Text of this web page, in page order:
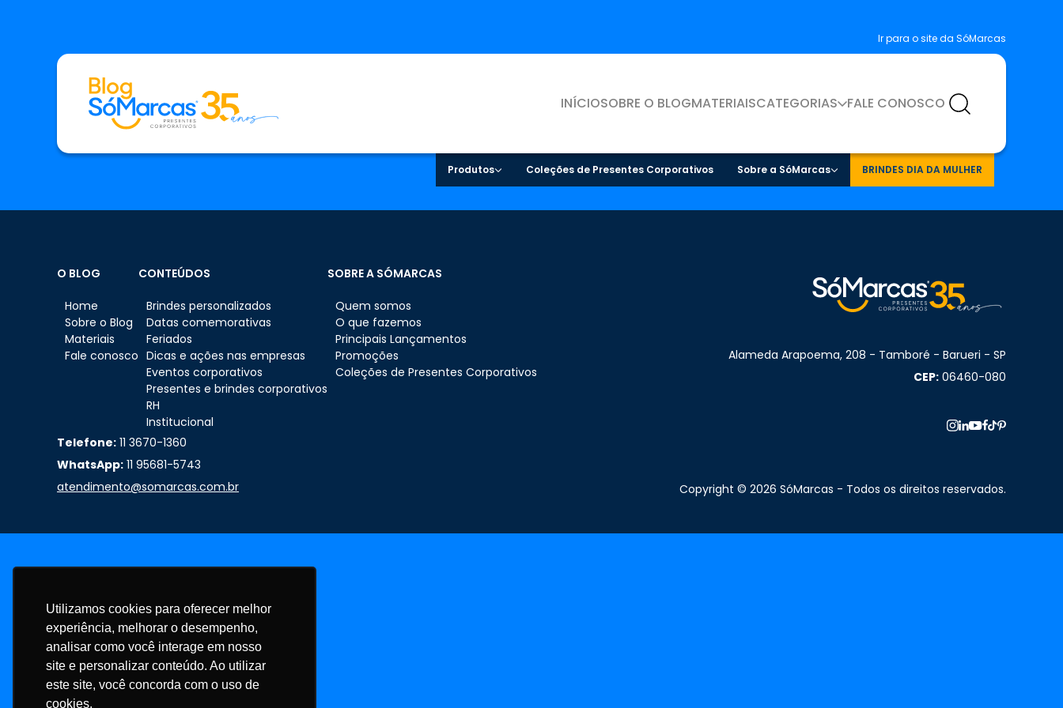
Utilizamos cookies para oferecer melhor
experiência, melhorar o desempenho,
analisar como você interage em nosso
site e personalizar conteúdo. Ao utilizar
este site, você concorda com o uso de
cookies.
Ir para o site da SóMarcas
INÍCIOSOBRE O BLOGMATERIAISCATEGORIAS FALE CONOSCO
Produtos Coleções de Presentes Corporativos Sobre a SóMarcas BRINDES DIA DA MULHER
O BLOG
Home
Sobre o Blog
Materiais
Fale conosco
CONTEÚDOS
Brindes personalizados
Datas comemorativas
Feriados
Dicas e ações nas empresas
Eventos corporativos
Presentes e brindes corporativos
RH
Institucional
SOBRE A SÓMARCAS
Quem somos
O que fazemos
Principais Lançamentos
Promoções
Coleções de Presentes Corporativos
Alameda Arapoema, 208 - Tamboré - Barueri - SP
CEP: 06460-080
Telefone: 11 3670-1360
WhatsApp: 11 95681-5743
atendimento@somarcas.com.br
Copyright © 2026 SóMarcas - Todos os direitos reservados.